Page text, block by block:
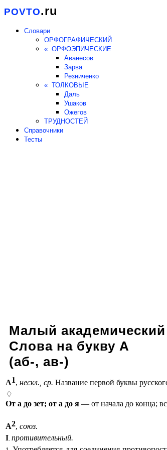
POVTO.ru
Словари
ОРФОГРАФИЧЕСКИЙ
« ОРФОЭПИЧЕСКИЕ
Аванесов
Зарва
Резниченко
« ТОЛКОВЫЕ
Даль
Ушаков
Ожегов
ТРУДНОСТЕЙ
Справочники
Тесты
Малый
Слова на букву А
(аб-, ав-)
А1, нескл., ср. Название первой буквы
♢
От а до зет; от а до я — от начала до конца;
А2, союз.
I. противительный.